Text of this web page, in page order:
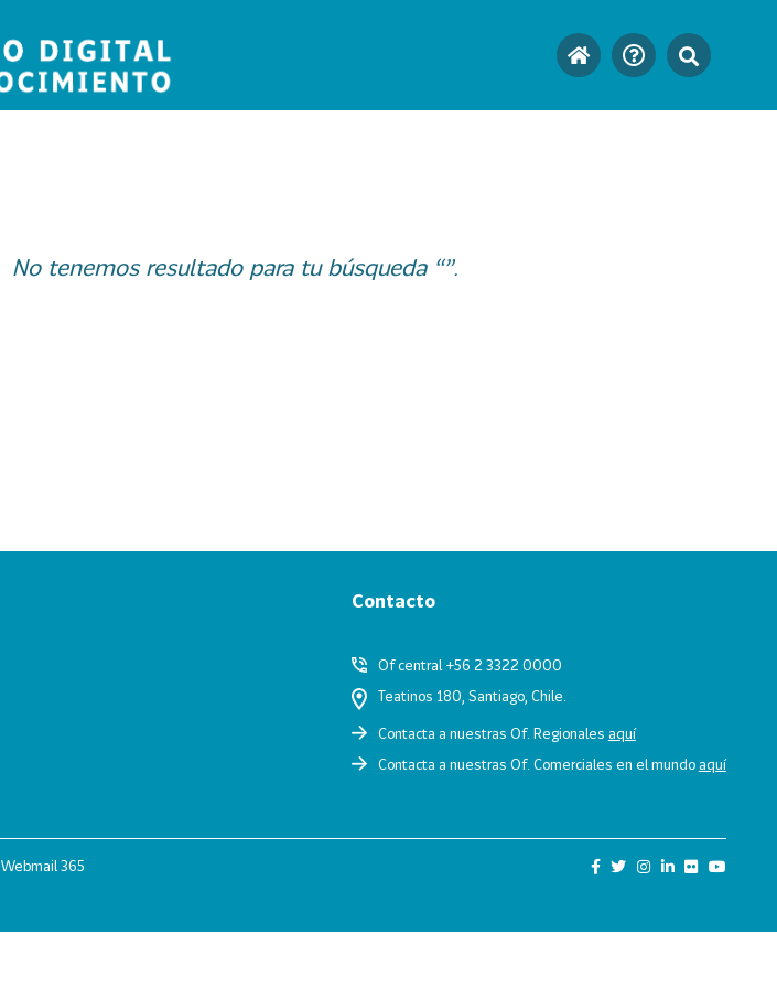
No tenemos resultado para tu búsqueda “”.
Contacto
Of central +56 2 3322 0000
Teatinos 180, Santiago, Chile.
Contacta a nuestras Of. Regionales aquí
Contacta a nuestras Of. Comerciales en el mundoaquí
Webmail 365